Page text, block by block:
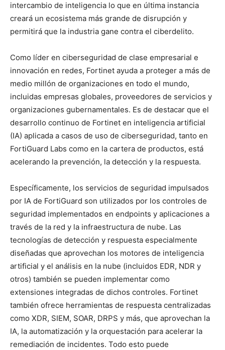
intercambio de inteligencia lo que en última instancia
creará un ecosistema más grande de disrupción y
permitirá que la industria gane contra el ciberdelito.
Como líder en ciberseguridad de clase empresarial e
innovación en redes, Fortinet ayuda a proteger a más de
medio millón de organizaciones en todo el mundo,
incluidas empresas globales, proveedores de servicios y
organizaciones gubernamentales. Es de destacar que el
desarrollo continuo de Fortinet en inteligencia artificial
(IA) aplicada a casos de uso de ciberseguridad, tanto en
FortiGuard Labs como en la cartera de productos, está
acelerando la prevención, la detección y la respuesta.
Específicamente, los servicios de seguridad impulsados
por IA de FortiGuard son utilizados por los controles de
seguridad implementados en endpoints y aplicaciones a
través de la red y la infraestructura de nube. Las
tecnologías de detección y respuesta especialmente
diseñadas que aprovechan los motores de inteligencia
artificial y el análisis en la nube (incluidos EDR, NDR y
otros) también se pueden implementar como
extensiones integradas de dichos controles. Fortinet
también ofrece herramientas de respuesta centralizadas
como XDR, SIEM, SOAR, DRPS y más, que aprovechan la
IA, la automatización y la orquestación para acelerar la
remediación de incidentes. Todo esto puede